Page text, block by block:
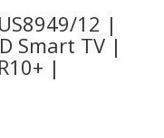
12 |
Smart TV |
|